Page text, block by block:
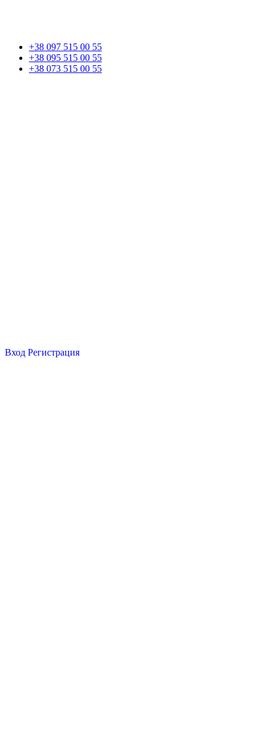
+38 097 515 00 55
+38 095 515 00 55
+38 073 515 00 55
Вход Регистрация